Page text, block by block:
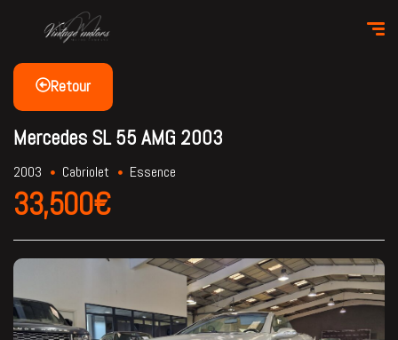
Retour
Mercedes SL 55 AMG 2003
2003 Cabriolet Essence
33,500€